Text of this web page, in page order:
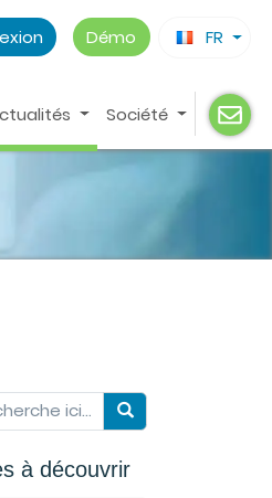
Démo FR
Société
à découvrir